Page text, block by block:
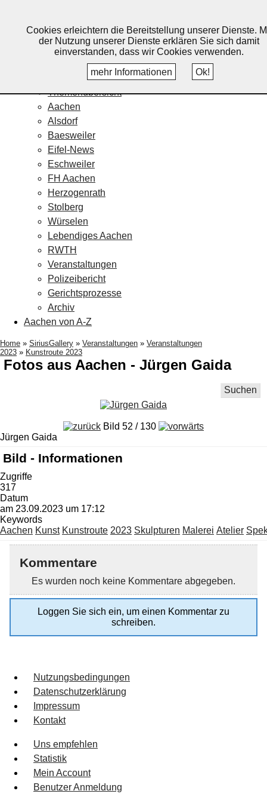
Home
Veranstaltungskalender
Themenübersicht
Aachen
Alsdorf
Baesweiler
Eifel-News
Eschweiler
FH Aachen
Herzogenrath
Stolberg
Würselen
Lebendiges Aachen
RWTH
Veranstaltungen
Polizeibericht
Gerichtsprozesse
Archiv
Aachen von A-Z
Home » SiriusGallery » Veranstaltungen » Veranstaltungen
2023 » Kunstroute 2023
Fotos aus Aachen - Jürgen Gaida
Suchen
Bild 52 / 130
Jürgen Gaida
Bild - Informationen
Zugriffe
317
Datum
am 23.09.2023 um 17:12
Keywords
Aachen Kunst Kunstroute 2023 Skulpturen Malerei Atelier
Kommentare
Es wurden noch keine Kommentare abgegeben.
Loggen Sie sich ein, um einen Kommentar zu
schreiben.
Nutzungsbedingungen
Datenschutzerklärung
Impressum
Kontakt
Uns empfehlen
Statistik
Mein Account
Benutzer Anmeldung
Cookies erleichtern die Bereitstellung unserer Dienste.
der Nutzung unserer Dienste erklären Sie sich damit
einverstanden, dass wir Cookies verwenden.
mehr Informationen
Ok!